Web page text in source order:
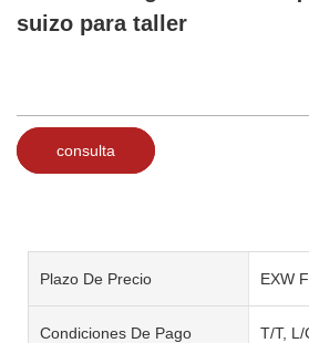
suizo para taller
consulta
Plazo De Precio EXW
Condiciones De Pago T/T, L/